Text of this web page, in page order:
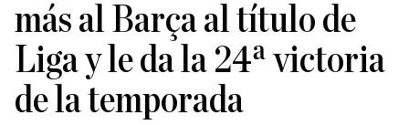
más al Barça al título de
Liga y le da la 24ª victoria
de la temporada